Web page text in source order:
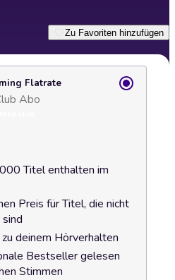
Zu Favoriten hinzufügen
Flatrate
Abo
Titel enthalten im
Preis für Titel, die nicht
deinem Hörverhalten
Bestseller gelesen
Stimmen